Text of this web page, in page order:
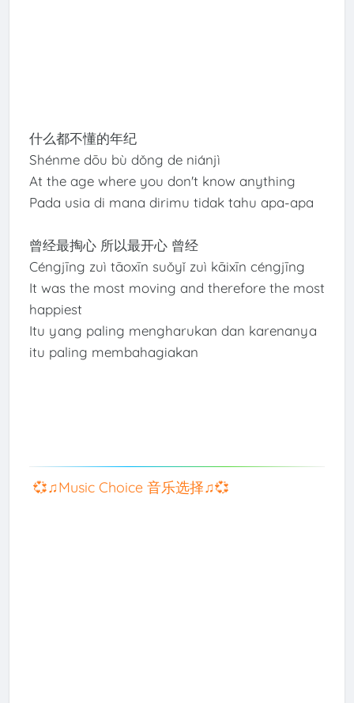
什么都不懂的年纪
Shénme dōu bù dǒng de niánjì
At the age where you don't know anything
Pada usia di mana dirimu tidak tahu apa-apa
曾经最掏心 所以最开心 曾经
Céngjīng zuì tāoxīn suǒyǐ zuì kāixīn céngjīng
It was the most moving and therefore the most
happiest
Itu yang paling mengharukan dan karenanya
itu paling membahagiakan
💞♫Music Choice 音乐选择♫💞